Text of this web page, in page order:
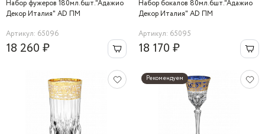
Набор фужеров 180мл.6шт."Адажио
Декор Италия" AD ПМ
Артикул: 65096
18 260 ₽
Набор бокалов 80мл.6шт."Адажио
Декор Италия" AD ПМ
Артикул: 65095
18 170 ₽
Рекомендуем